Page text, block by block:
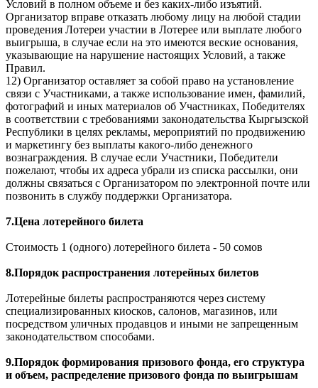
Условий в полном объеме и без каких-либо изъятий.
Организатор вправе отказать любому лицу на любой стадии
проведения Лотереи участии в Лотерее или выплате любого
выигрыша, в случае если на это имеются веские основания,
указывающие на нарушение настоящих Условий, а также
Правил.
12) Организатор оставляет за собой право на установление
связи с Участниками, а также использование имен, фамилий,
фотографий и иных материалов об Участниках, Победителях
в соответствии с требованиями законодательства Кыргызской
Республики в целях рекламы, мероприятий по продвижению
и маркетингу без выплаты какого-либо денежного
вознаграждения. В случае если Участники, Победители
пожелают, чтобы их адреса убрали из списка рассылки, они
должны связаться с Организатором по электронной почте или
позвонить в службу поддержки Организатора.
7.Цена лотерейного билета
Стоимость 1 (одного) лотерейного билета - 50 сомов
8.Порядок распространения лотерейных билетов
Лотерейные билеты распространяются через систему
специализированных киосков, салонов, магазинов, или
посредством уличных продавцов и иными не запрещенным
законодательством способами.
9.Порядок формирования призового фонда, его структура
и объем, распределение призового фонда по выигрышам